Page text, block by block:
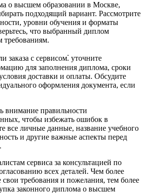
о высшем образовании в Москве,
подходящий вариант.​ Рассмотрите
уровни обучения и форматы
что выбранный диплом
требованиям.​
заказа с сервисом⁚ уточните
для заполнения диплома, сроки
доставки и оплаты.​ Обсудите
оформления документа, если
внимание правильности
чтобы избежать ошибок в
все личные данные, название учебного
и другие важные аспекты перед
сервиса за консультацией по
всех деталей.​ Чем более
свои требования и пожелания, тем более
законного диплома о высшем